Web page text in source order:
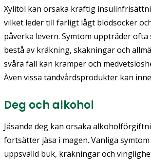
Xylitol kan orsaka kraftig
vilket leder till farligt lågt blodsocker
påverka levern. Symtom uppträder ofta
bestå av kräkning, skakningar och
svåra fall kan kramper och
Även vissa tandvårdsprodukter kan
Deg och alkohol
Jäsande deg kan orsaka
fortsätter jäsa i magen. Vanliga
uppsvälld buk, kräkningar och